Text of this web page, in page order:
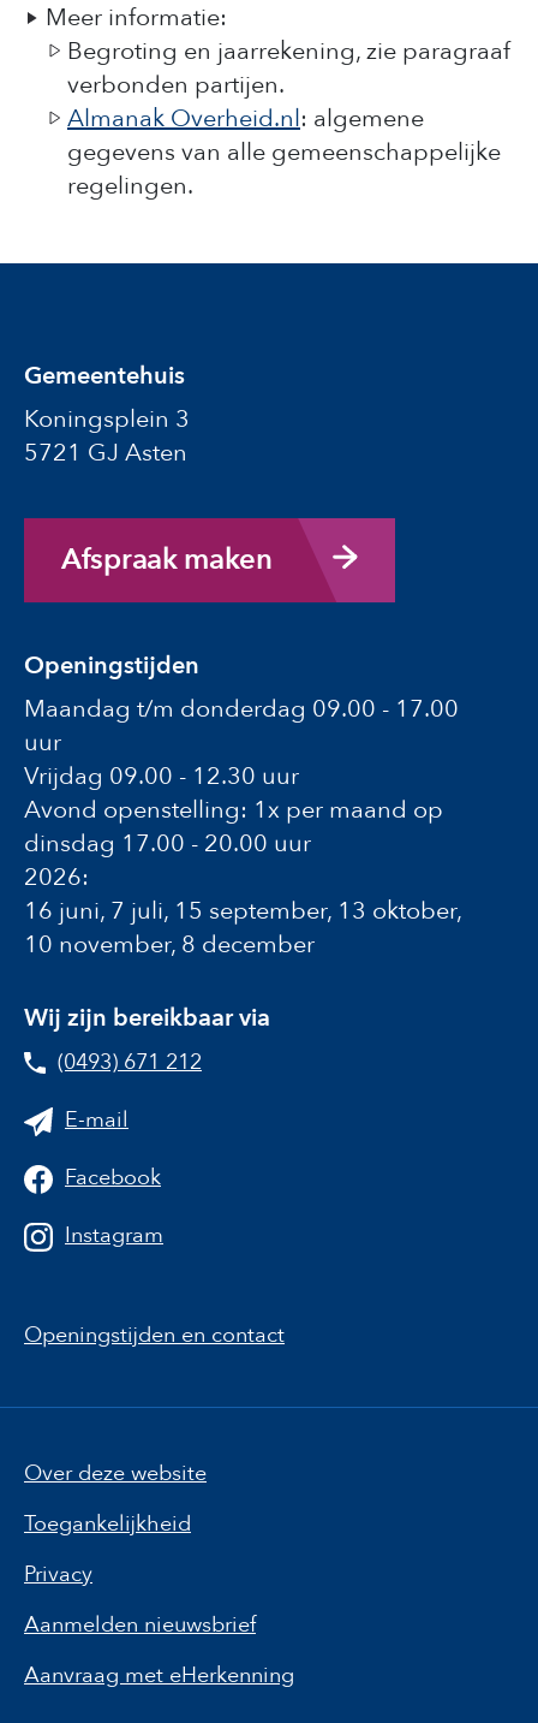
Meer informatie:
Begroting en jaarrekening, zie paragraaf
verbonden partijen.
Almanak Overheid.nl: algemene
gegevens van alle gemeenschappelijke
regelingen.
Gemeentehuis
Koningsplein 3
5721 GJ Asten
Afspraak maken
Openingstijden
Maandag t/m donderdag 09.00 - 17.00
uur
Vrijdag 09.00 - 12.30 uur
Avond openstelling: 1x per maand op
dinsdag 17.00 - 20.00 uur
2026:
16 juni, 7 juli, 15 september, 13 oktober,
10 november, 8 december
Wij zijn bereikbaar via
(0493) 671 212
E-mail
Facebook
Instagram
Openingstijden en contact
Over deze website
Toegankelijkheid
Privacy
Aanmelden nieuwsbrief
Aanvraag met eHerkenning